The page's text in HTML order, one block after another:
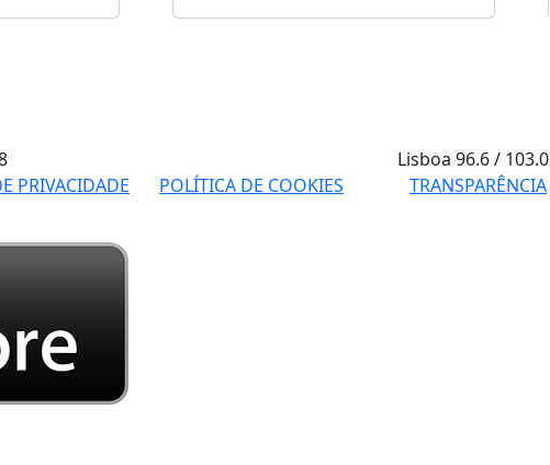
Lisboa96.6 / 103.0
PRIVACIDADE POLÍTICA DE COOKIES TRANSPARÊNCIA